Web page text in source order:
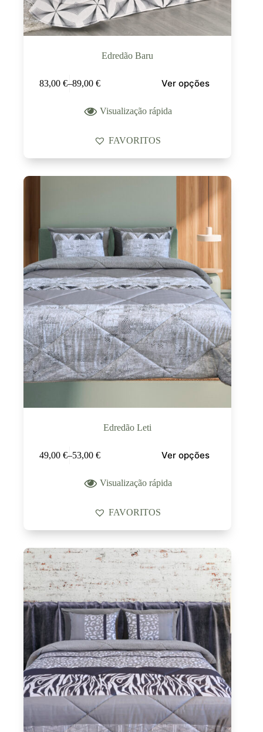
Edredão Baru
83,00 €–89,00 € Ver opções
Visualização rápida
FAVORITOS
Edredão Leti
49,00 €–53,00 € Ver opções
Visualização rápida
FAVORITOS